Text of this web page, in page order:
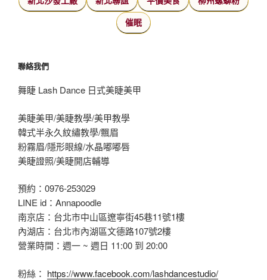
催眠
聯絡我們
舞睫 Lash Dance 日式美睫美甲
美睫美甲/美睫教學/美甲教學
韓式半永久紋繡教學/飄眉
粉霧眉/隱形眼線/水晶嘟嘟唇
美睫證照/美睫開店輔導
預約：0976-253029
LINE id：Annapoodle
南京店：台北市中山區遼寧街45巷11號1樓
內湖店：台北市內湖區文德路107號2樓
營業時間：週一 ~ 週日 11:00 到 20:00
粉絲： https://www.facebook.com/lashdancestudio/